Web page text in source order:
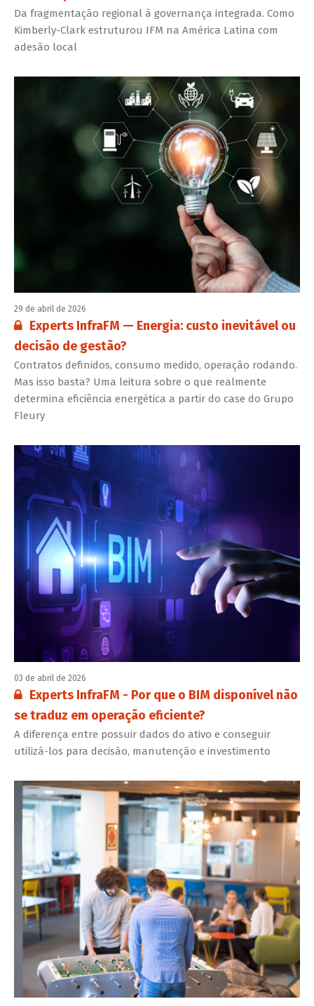
Da fragmentação regional à governança integrada. Como
Kimberly-Clark estruturou IFM na América Latina com
adesão local
29 de abril de 2026
Conteúdo restrito:
Experts InfraFM — Energia: custo inevitável ou
decisão de gestão?
Contratos definidos, consumo medido, operação rodando.
Mas isso basta? Uma leitura sobre o que realmente
determina eficiência energética a partir do case do Grupo
Fleury
03 de abril de 2026
Conteúdo restrito:
Experts InfraFM - Por que o BIM disponível não
se traduz em operação eficiente?
A diferença entre possuir dados do ativo e conseguir
utilizá-los para decisão, manutenção e investimento